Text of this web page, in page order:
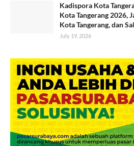
Kadispora Kota
Kota Tangerang 2026,
Kota Tangerang, dan
July 19, 2026